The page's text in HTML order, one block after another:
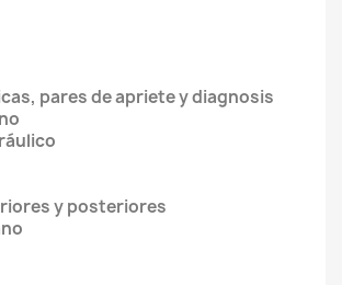
pares de apriete y diagnosis
y posteriores